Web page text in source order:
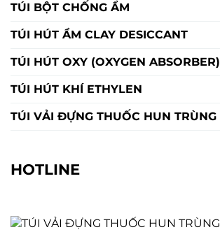
TÚI BỘT CHỐNG ẨM
TÚI HÚT ẨM CLAY DESICCANT
TÚI HÚT OXY (OXYGEN ABSORBER)
TÚI HÚT KHÍ ETHYLEN
TÚI VẢI ĐỰNG THUỐC HUN TRÙNG
HOTLINE